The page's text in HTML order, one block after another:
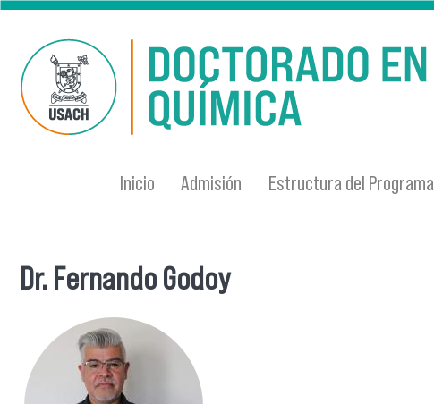
Pasar al contenido principal
Inicio Admisión Estructura del Programa
Se encuentra usted aquí
Dr. Fernando Godoy